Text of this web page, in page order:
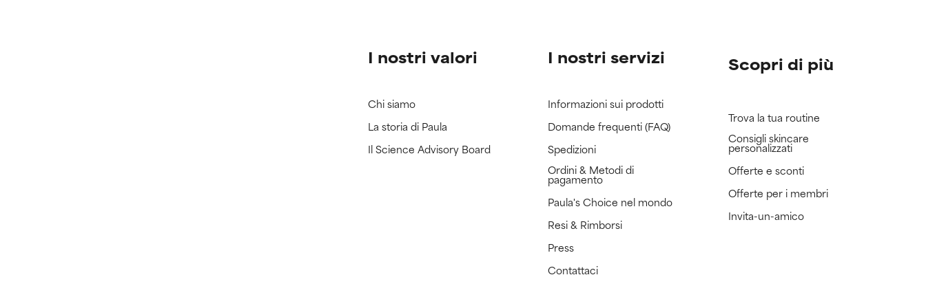
I nostri valori
Chi siamo
La storia di Paula
Il Science Advisory Board
I nostri servizi
Informazioni sui prodotti
Domande frequenti (FAQ)
Spedizioni
Ordini & Metodi di
pagamento
Paula's Choice nel mondo
Resi & Rimborsi
Press
Contattaci
Scopri di più
Trova la tua routine
Consigli skincare
personalizzati
Offerte e sconti
Offerte per i membri
Invita-un-amico